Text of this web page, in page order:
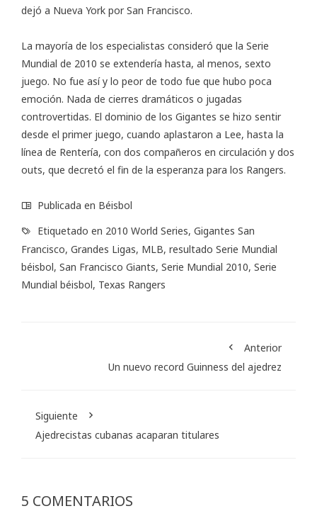
dejó a Nueva York por San Francisco.
La mayoría de los especialistas consideró que la Serie
Mundial de 2010 se extendería hasta, al menos, sexto
juego. No fue así y lo peor de todo fue que hubo poca
emoción. Nada de cierres dramáticos o jugadas
controvertidas. El dominio de los Gigantes se hizo sentir
desde el primer juego, cuando aplastaron a Lee, hasta la
línea de Rentería, con dos compañeros en circulación y dos
outs, que decretó el fin de la esperanza para los Rangers.
Publicada en Béisbol
Etiquetado en 2010 World Series, Gigantes San
Francisco, Grandes Ligas, MLB, resultado Serie Mundial
béisbol, San Francisco Giants, Serie Mundial 2010, Serie
Mundial béisbol, Texas Rangers
Anterior
Un nuevo record Guinness del ajedrez
Siguiente
Ajedrecistas cubanas acaparan titulares
5 COMENTARIOS